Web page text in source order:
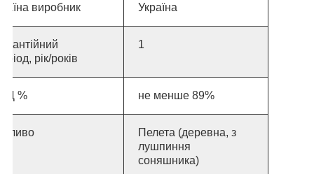
виробник Україна
рік/років
1
% не менше 89%
Пелета (деревна, з
лушпиння
соняшника)